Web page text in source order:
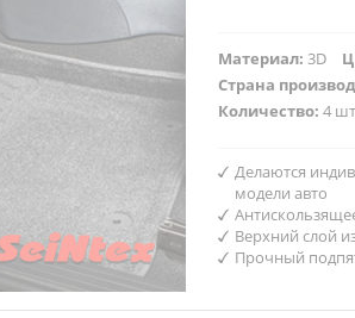
Материал:3D
Страна
Количество:4
Делаются
модели авто
Верхний слой
Прочный